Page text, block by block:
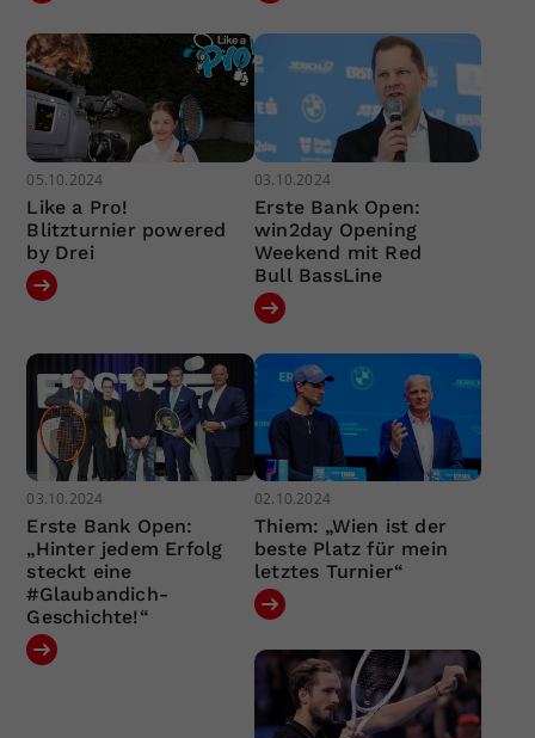
05.10.2024
Like a Pro!
Blitzturnier powered
by Drei
03.10.2024
Erste Bank Open:
win2day Opening
Weekend mit Red
Bull BassLine
03.10.2024
Erste Bank Open:
„Hinter jedem Erfolg
steckt eine
#Glaubandich-
Geschichte!“
02.10.2024
Thiem: „Wien ist der
beste Platz für mein
letztes Turnier“